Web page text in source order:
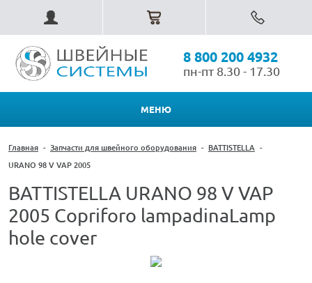
8 800 200 4932
пн-пт 8.30 - 17.30
МЕНЮ
Главная - Запчасти для швейного оборудования - BATTISTELLA -
URANO 98 V VAP 2005
BATTISTELLA URANO 98 V VAP
2005 Copriforo lampadinaLamp
hole cover